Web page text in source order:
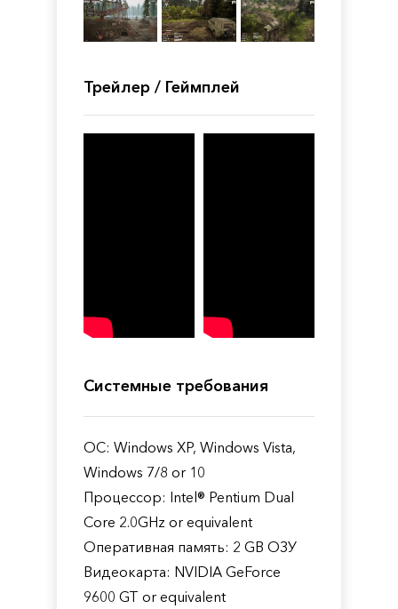
Трейлер / Геймплей
Системные требования
ОС: Windows XP, Windows Vista,
Windows 7/8 or 10
Процессор: Intel® Pentium Dual
Core 2.0GHz or equivalent
Оперативная память: 2 GB ОЗУ
Видеокарта: NVIDIA GeForce
9600 GT or equivalent